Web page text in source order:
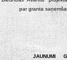
par granta
JAUNUMI